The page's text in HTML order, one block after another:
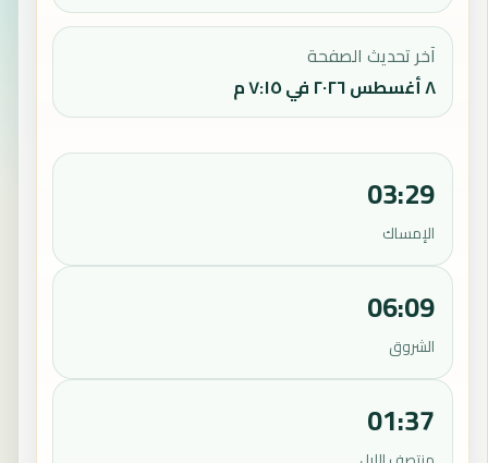
آخر تحديث الصفحة
٨ أغسطس ٢٠٢٦ في ٧:١٥ م
03:29
الإمساك
06:09
الشروق
01:37